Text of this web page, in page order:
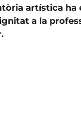
artística ha
a la